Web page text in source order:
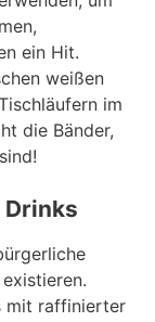
ein Hit.
weißen
im
die Bänder,
Drinks
mit raffinierter